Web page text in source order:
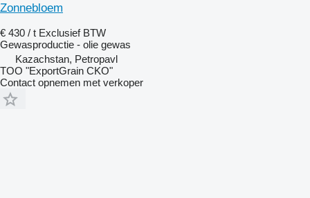
Zonnebloem
€ 430 / t Exclusief BTW
Gewasproductie - olie gewas
Kazachstan, Petropavl
TOO "ExportGrain CKO"
Contact opnemen met verkoper